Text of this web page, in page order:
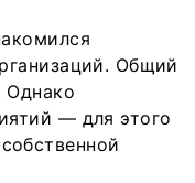
Общий
Однако
— для этого